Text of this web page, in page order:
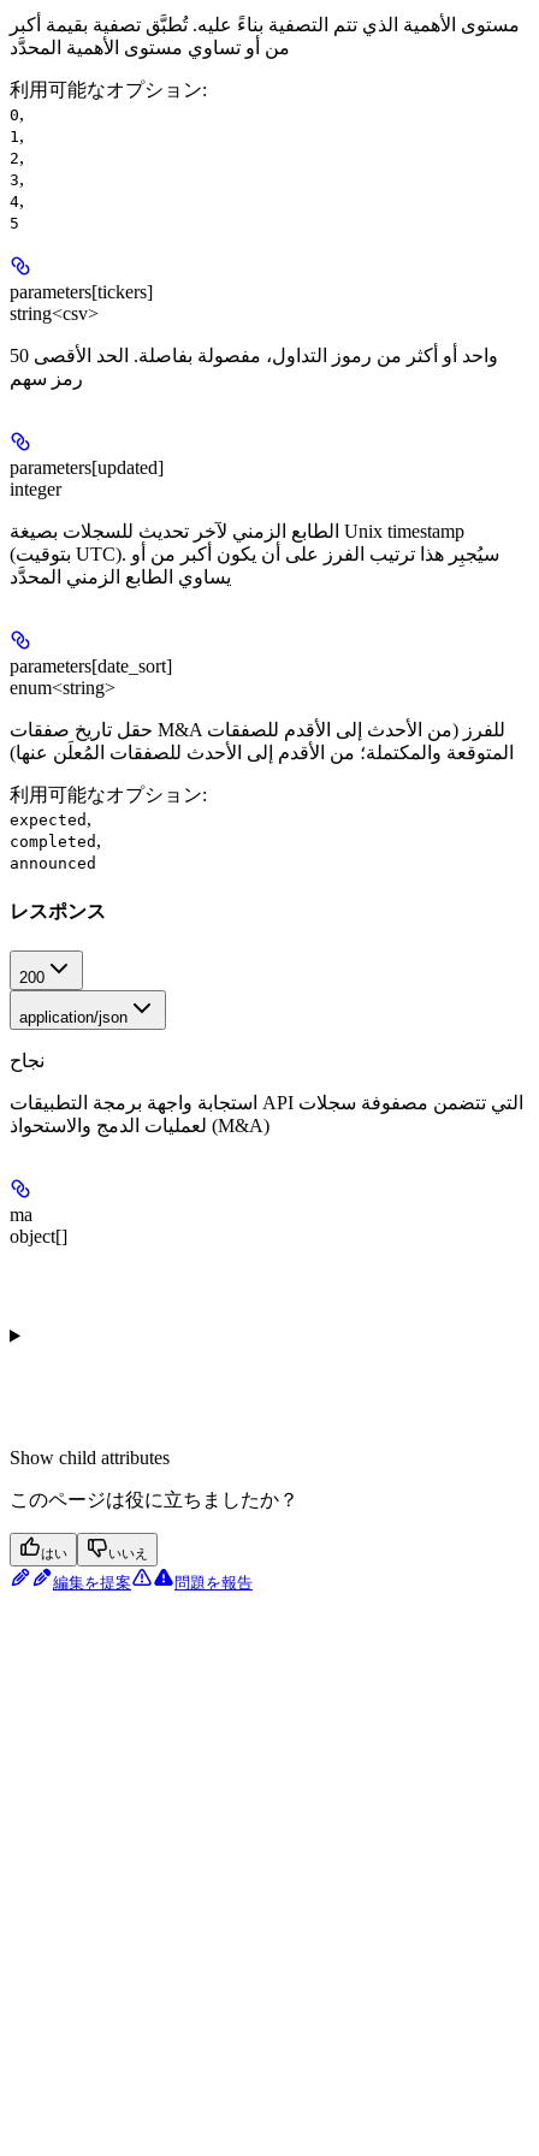
مستوى الأهمية الذي تتم التصفية بناءً عليه. تُطبَّق تصفية بقيمة أكبر
من أو تساوي مستوى الأهمية المحدَّد
利用可能なオプション:
0,
1,
2,
3,
4,
5
parameters[tickers]
string<csv>
واحد أو أكثر من رموز التداول، مفصولة بفاصلة. الحد الأقصى 50
رمز سهم
parameters[updated]
integer
الطابع الزمني لآخر تحديث للسجلات بصيغة Unix timestamp
(بتوقيت UTC). سيُجبِر هذا ترتيب الفرز على أن يكون أكبر من أو
يساوي الطابع الزمني المحدَّد
parameters[date_sort]
enum<string>
حقل تاريخ صفقات M&A للفرز (من الأحدث إلى الأقدم للصفقات
المتوقعة والمكتملة؛ من الأقدم إلى الأحدث للصفقات المُعلَن عنها)
利用可能なオプション:
expected ,
completed ,
announced
レスポンス
200
application/json
نجاح
استجابة واجهة برمجة التطبيقات API التي تتضمن مصفوفة سجلات
لعمليات الدمج والاستحواذ (M&A)
ma
object[]
Show child attributes
このページは役に立ちましたか？
はい いいえ
編集を提案 問題を報告